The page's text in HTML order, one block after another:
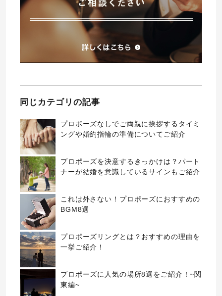
同じカテゴリの記事
プロポーズなしでご両親に挨拶するタイミ
ングや婚約指輪の準備についてご紹介
プロポーズを決意するきっかけは？パート
ナーが結婚を意識しているサインもご紹介
これは外さない！プロポーズにおすすめの
BGM8選
プロポーズリングとは？おすすめの理由を
一挙ご紹介！
プロポーズに人気の場所8選をご紹介！~関
東編~